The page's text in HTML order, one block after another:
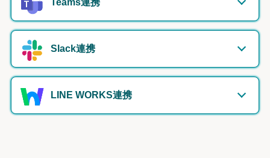
Teams連携
Slack連携
LINE WORKS連携